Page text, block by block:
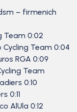
– firmenich
Team 0:02
Cycling Team 0:04
RGA 0:09
Team
0:10
0:11
AlUla 0:12